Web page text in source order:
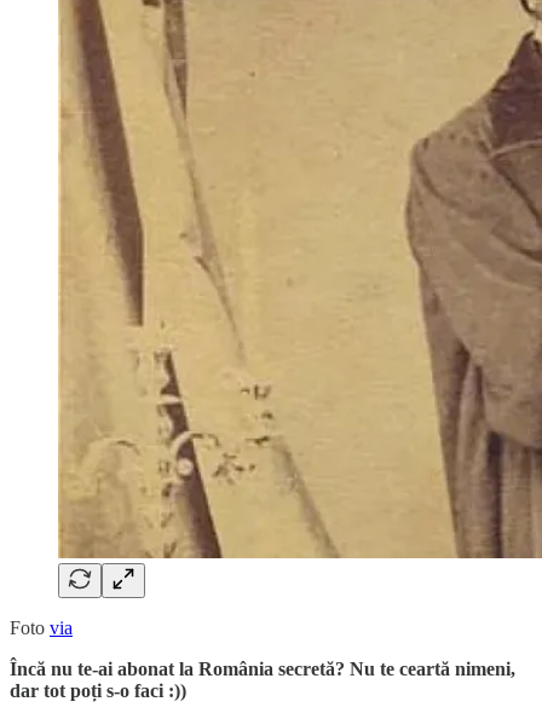
Foto via
Încă nu te-ai abonat la România secretă? Nu te ceartă nimeni,
dar tot poți s-o faci :))